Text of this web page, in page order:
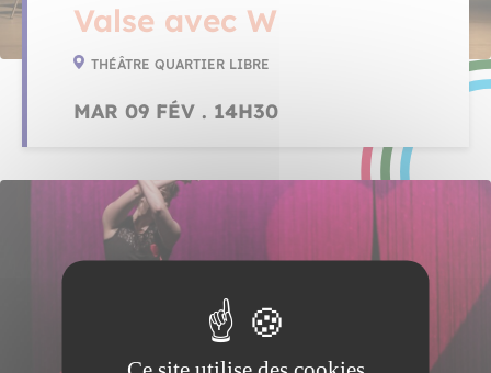
Valse avec W
THÉÂTRE QUARTIER LIBRE
MAR 09 FÉV . 14H30